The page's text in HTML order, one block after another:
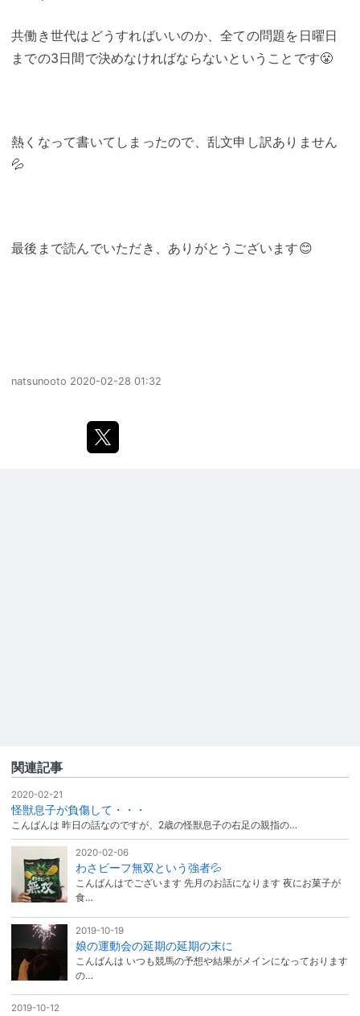
共働き世代はどうすればいいのか、全ての問題を日曜日
までの3日間で決めなければならないということです😤
熱くなって書いてしまったので、乱文申し訳ありません
💦
最後まで読んでいただき、ありがとうございます😊
natsunooto 2020-02-28 01:32
関連記事
2020-02-21
怪獣息子が負傷して・・・
こんばんは 昨日の話なのですが、2歳の怪獣息子の右足の親指の…
2020-02-06
わさビーフ無双という強者💦
こんばんはでございます 先月のお話になります 夜にお菓子が
食…
2019-10-19
娘の運動会の延期の延期の末に
こんばんは いつも競馬の予想や結果がメインになっております
の…
2019-10-12